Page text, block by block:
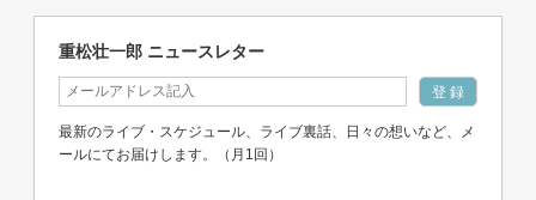
重松壮一郎 ニュースレター
最新のライブ・スケジュール、ライブ裏話、日々の想いなど、メ
ールにてお届けします。（月1回）